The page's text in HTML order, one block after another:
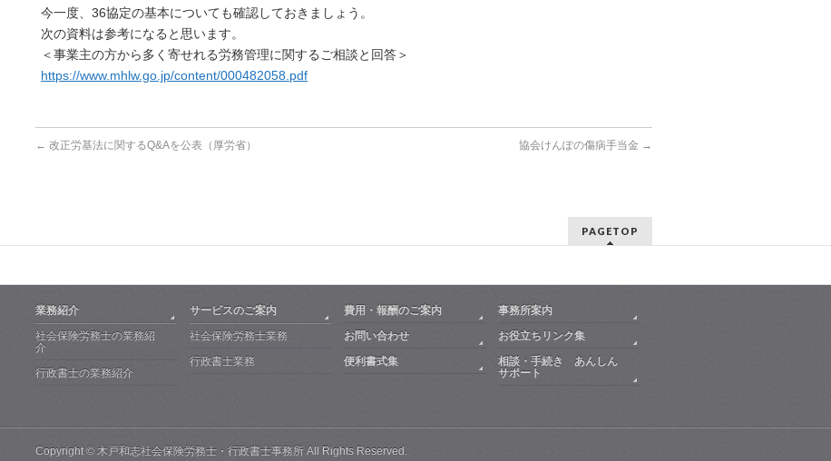
今一度、36協定の基本についても確認しておきましょう。
次の資料は参考になると思います。
＜事業主の方から多く寄せれる労務管理に関するご相談と回答＞
https://www.mhlw.go.jp/content/000482058.pdf
← 改正労基法に関するQ&Aを公表（厚労省） 協会けんぽの傷病手当金 →
PAGETOP
業務紹介
社会保険労務士の業務紹
介
行政書士の業務紹介
サービスのご案内
社会保険労務士業務
行政書士業務
費用・報酬のご案内
事務所案内
お問い合わせ
お役立ちリンク集
便利書式集
相談・手続き あんしん
サポート
Copyright © 木戸和志社会保険労務士・行政書士事務所 All Rights Reserved.